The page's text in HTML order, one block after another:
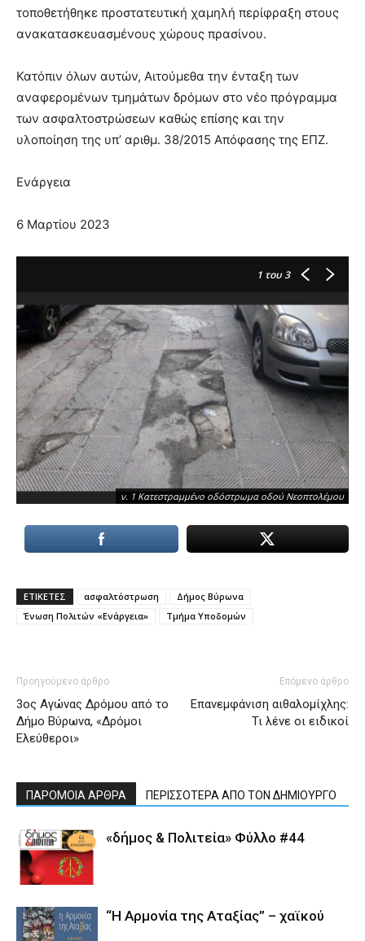
τοποθετήθηκε προστατευτική χαμηλή περίφραξη στους
ανακατασκευασμένους χώρους πρασίνου.
Κατόπιν όλων αυτών, Αιτούμεθα την ένταξη των
αναφερομένων τμημάτων δρόμων στο νέο πρόγραμμα
των ασφαλτοστρώσεων καθώς επίσης και την
υλοποίηση της υπ’ αριθμ. 38/2015 Απόφασης της ΕΠΖ.
Ενάργεια
6 Μαρτίου 2023
1 του 3
ν. 1 Κατεστραμμένο οδόστρωμα οδού Νεοπτολέμου
ΕΤΙΚΕΤΕΣ ασφαλτόστρωση
Δήμος Βύρωνα
Ένωση Πολιτών «Ενάργεια»
Τμήμα Υποδομών
Προηγούμενο άρθρο
3ος Αγώνας Δρόμου από το
Δήμο Βύρωνα, «Δρόμοι
Ελεύθεροι»
Επόμενο άρθρο
Επανεμφάνιση αιθαλομίχλης:
Τι λένε οι ειδικοί
ΠΑΡΟΜΟΙΑ ΑΡΘΡΑ ΠΕΡΙΣΣΟΤΕΡΑ ΑΠΟ ΤΟΝ ΔΗΜΙΟΥΡΓΟ
«δήμος & Πολιτεία» Φύλλο #44
“Η Αρμονία της Αταξίας” – χαϊκού